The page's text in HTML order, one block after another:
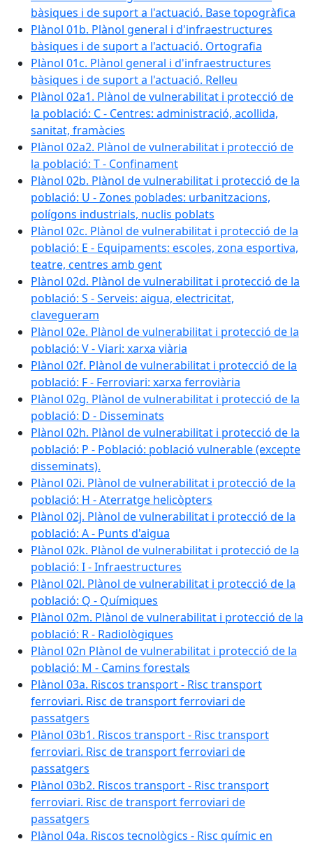
bàsiques i de suport a l'actuació. Base topogràfica
Plànol 01b. Plànol general i d'infraestructures
bàsiques i de suport a l'actuació. Ortografia
Plànol 01c. Plànol general i d'infraestructures
bàsiques i de suport a l'actuació. Relleu
Plànol 02a1. Plànol de vulnerabilitat i protecció de
la població: C - Centres: administració, acollida,
sanitat, framàcies
Plànol 02a2. Plànol de vulnerabilitat i protecció de
la població: T - Confinament
Plànol 02b. Plànol de vulnerabilitat i protecció de la
població: U - Zones poblades: urbanitzacions,
polígons industrials, nuclis poblats
Plànol 02c. Plànol de vulnerabilitat i protecció de la
població: E - Equipaments: escoles, zona esportiva,
teatre, centres amb gent
Plànol 02d. Plànol de vulnerabilitat i protecció de la
població: S - Serveis: aigua, electricitat,
clavegueram
Plànol 02e. Plànol de vulnerabilitat i protecció de la
població: V - Viari: xarxa viària
Plànol 02f. Plànol de vulnerabilitat i protecció de la
població: F - Ferroviari: xarxa ferroviària
Plànol 02g. Plànol de vulnerabilitat i protecció de la
població: D - Disseminats
Plànol 02h. Plànol de vulnerabilitat i protecció de la
població: P - Població: població vulnerable (excepte
disseminats).
Plànol 02i. Plànol de vulnerabilitat i protecció de la
població: H - Aterratge helicòpters
Plànol 02j. Plànol de vulnerabilitat i protecció de la
població: A - Punts d'aigua
Plànol 02k. Plànol de vulnerabilitat i protecció de la
població: I - Infraestructures
Plànol 02l. Plànol de vulnerabilitat i protecció de la
població: Q - Químiques
Plànol 02m. Plànol de vulnerabilitat i protecció de la
població: R - Radiològiques
Plànol 02n Plànol de vulnerabilitat i protecció de la
població: M - Camins forestals
Plànol 03a. Riscos transport - Risc transport
ferroviari. Risc de transport ferroviari de
passatgers
Plànol 03b1. Riscos transport - Risc transport
ferroviari. Risc de transport ferroviari de
passatgers
Plànol 03b2. Riscos transport - Risc transport
ferroviari. Risc de transport ferroviari de
passatgers
Plànol 04a. Riscos tecnològics - Risc químic en